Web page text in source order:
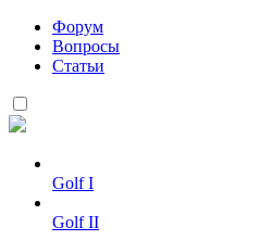
Форум
Вопросы
Статьи
Golf I
Golf II